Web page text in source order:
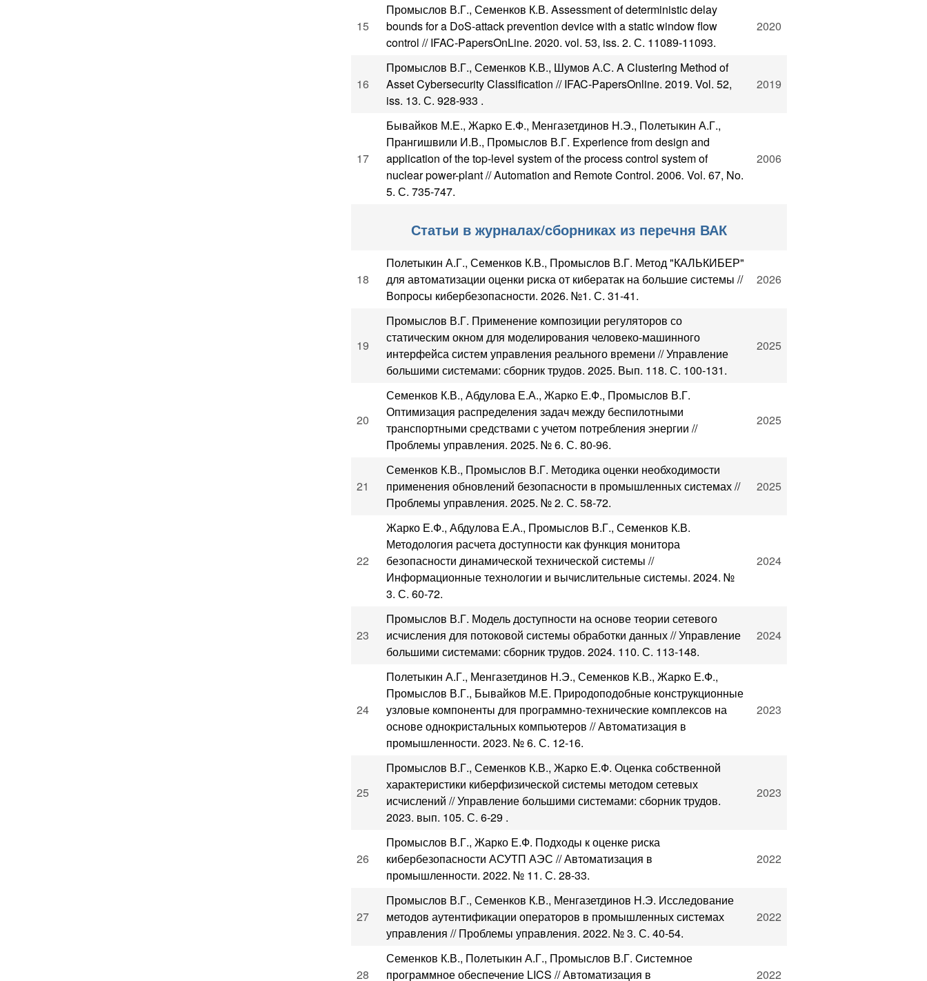
15
Промыслов В.Г., Семенков К.В. Assessment of deterministic delay
bounds for a DoS-attack prevention device with a static window flow
control // IFAC-PapersOnLine. 2020. vol. 53, iss. 2. С. 11089-11093.
2020
16
Промыслов В.Г., Семенков К.В., Шумов А.С. A Clustering Method of
Asset Cybersecurity Classification // IFAC-PapersOnline. 2019. Vol. 52,
iss. 13. С. 928-933 .
2019
17
Бывайков М.Е., Жарко Е.Ф., Менгазетдинов Н.Э., Полетыкин А.Г.,
Прангишвили И.В., Промыслов В.Г. Experience from design and
application of the top-level system of the process control system of
nuclear power-plant // Automation and Remote Control. 2006. Vol. 67, No.
5. С. 735-747.
2006
Статьи в журналах/сборниках из перечня ВАК
18
Полетыкин А.Г., Семенков К.В., Промыслов В.Г. Метод "КАЛЬКИБЕР"
для автоматизации оценки риска от кибератак на большие системы //
Вопросы кибербезопасности. 2026. №1. С. 31-41.
2026
19
Промыслов В.Г. Применение композиции регуляторов со
статическим окном для моделирования человеко-машинного
интерфейса систем управления реального времени // Управление
большими системами: сборник трудов. 2025. Вып. 118. С. 100-131.
2025
20
Семенков К.В., Абдулова Е.А., Жарко Е.Ф., Промыслов В.Г.
Оптимизация распределения задач между беспилотными
транспортными средствами с учетом потребления энергии //
Проблемы управления. 2025. № 6. С. 80-96.
2025
21
Семенков К.В., Промыслов В.Г. Методика оценки необходимости
применения обновлений безопасности в промышленных системах //
Проблемы управления. 2025. № 2. С. 58-72.
2025
22
Жарко Е.Ф., Абдулова Е.А., Промыслов В.Г., Семенков К.В.
Методология расчета доступности как функция монитора
безопасности динамической технической системы //
Информационные технологии и вычислительные системы. 2024. №
3. С. 60-72.
2024
23
Промыслов В.Г. Модель доступности на основе теории сетевого
исчисления для потоковой системы обработки данных // Управление
большими системами: сборник трудов. 2024. 110. С. 113-148.
2024
24
Полетыкин А.Г., Менгазетдинов Н.Э., Семенков К.В., Жарко Е.Ф.,
Промыслов В.Г., Бывайков М.Е. Природоподобные конструкционные
узловые компоненты для программно-технические комплексов на
основе однокристальных компьютеров // Автоматизация в
промышленности. 2023. № 6. С. 12-16.
2023
25
Промыслов В.Г., Семенков К.В., Жарко Е.Ф. Оценка собственной
характеристики киберфизической системы методом сетевых
исчислений // Управление большими системами: сборник трудов.
2023. вып. 105. С. 6-29 .
2023
26
Промыслов В.Г., Жарко Е.Ф. Подходы к оценке риска
кибербезопасности АСУТП АЭС // Автоматизация в
промышленности. 2022. № 11. С. 28-33.
2022
27
Промыслов В.Г., Семенков К.В., Менгазетдинов Н.Э. Исследование
методов аутентификации операторов в промышленных системах
управления // Проблемы управления. 2022. № 3. С. 40-54.
2022
28
Семенков К.В., Полетыкин А.Г., Промыслов В.Г. Cистемное
программное обеспечение LICS // Автоматизация в
2022